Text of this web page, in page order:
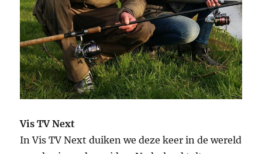
Vis TV Next
In Vis TV Next duiken we deze keer in de wereld